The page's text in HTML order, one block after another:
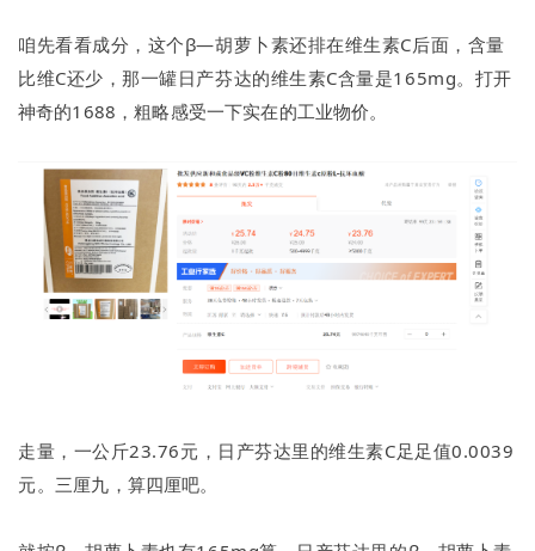
咱先看看成分，这个β—胡萝卜素还排在维生素C后面，含量
比维C还少，那一罐日产芬达的维生素C含量是165mg。 打开
神奇的1688，粗略感受一下实在的工业物价。
走量，一公斤23.76元，日产芬达里的维生素C足足值0.0039
元。 三厘九，算四厘吧。